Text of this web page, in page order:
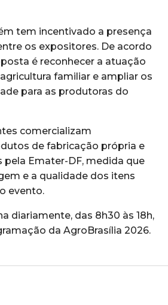
tem incentivado a presença
os expositores. De acordo
é reconhecer a atuação
familiar e ampliar os
para as produtoras do
comercializam
de fabricação própria e
Emater-DF, medida que
e a qualidade dos itens
evento.
diariamente, das 8h30 às 18h,
da AgroBrasília 2026.